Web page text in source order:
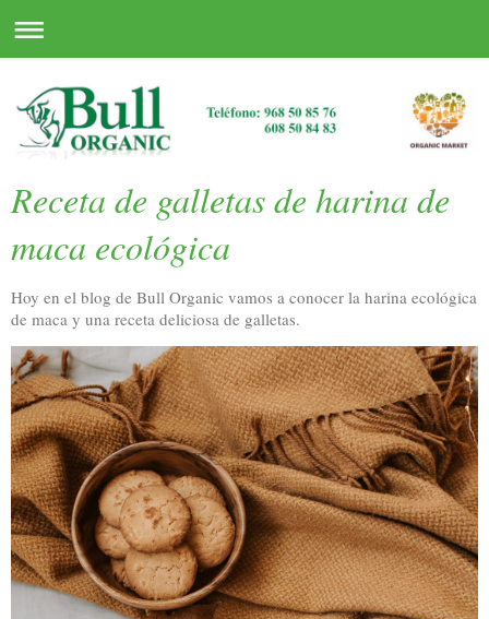
Receta de galletas de harina de
maca ecológica
Hoy en el blog de Bull Organic vamos a conocer la harina ecológica
de maca y una receta deliciosa de galletas.